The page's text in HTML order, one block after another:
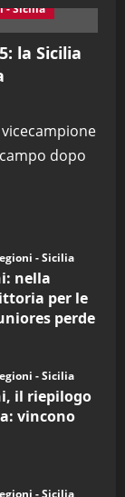
- Sicilia
la Sicilia
dopo
- Sicilia
nella
per le
perde
- Sicilia
il riepilogo
vincono
- Sicilia